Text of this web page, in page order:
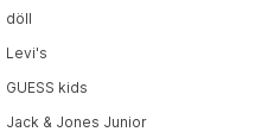
döll
Levi's
GUESS kids
Jack & Jones Junior